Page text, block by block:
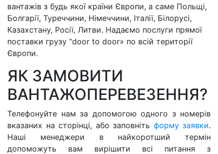
вантажів з будь якої країни Європи, а саме Польщі,
Болгарії, Туреччини, Німеччини, Італії, Білорусі,
Казахстану, Росії, Литви. Надаємо послуги прямої
поставки грузу “door to door» по всій території
Європи.
ЯК ЗАМОВИТИ
ВАНТАЖОПЕРЕВЕЗЕННЯ?
Телефонуйте нам за допомогою одного з номерів
вказаних на сторінці, або заповніть форму заявки.
Наші менеджери в найкоротший термін
допоможуть вам вирішити всі питання з